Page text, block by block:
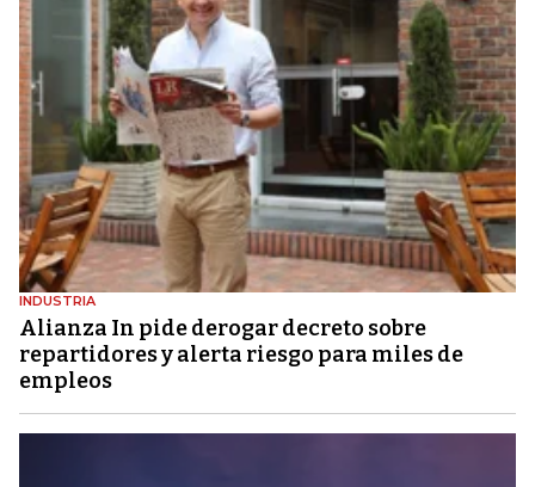
INDUSTRIA
Alianza In pide derogar decreto sobre
repartidores y alerta riesgo para miles de
empleos